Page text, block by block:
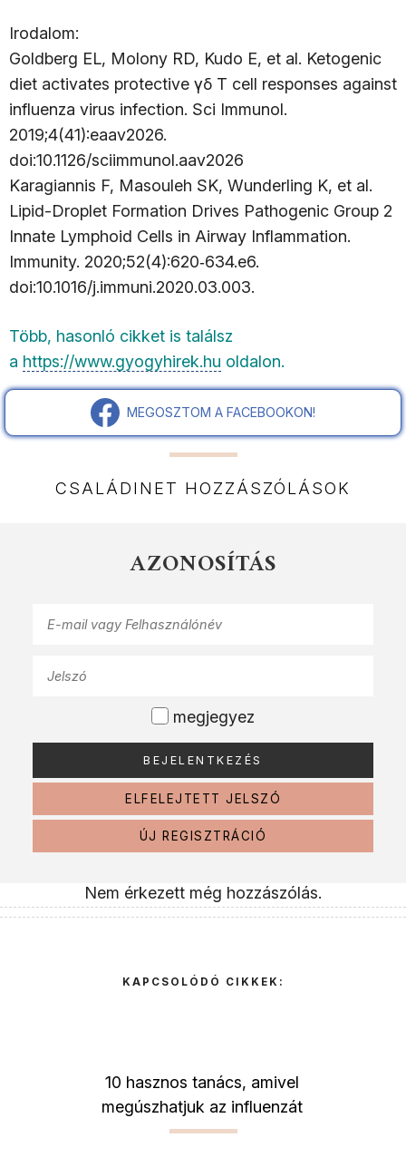
Irodalom:
Goldberg EL, Molony RD, Kudo E, et al. Ketogenic
diet activates protective γδ T cell responses against
influenza virus infection. Sci Immunol.
2019;4(41):eaav2026.
doi:10.1126/sciimmunol.aav2026
Karagiannis F, Masouleh SK, Wunderling K, et al.
Lipid-Droplet Formation Drives Pathogenic Group 2
Innate Lymphoid Cells in Airway Inflammation.
Immunity. 2020;52(4):620‐634.e6.
doi:10.1016/j.immuni.2020.03.003.
Több, hasonló cikket is találsz
a https://www.gyogyhirek.hu oldalon.
MEGOSZTOM A FACEBOOKON!
CSALÁDINET HOZZÁSZÓLÁSOK
AZONOSÍTÁS
megjegyez
ELFELEJTETT JELSZÓ
ÚJ REGISZTRÁCIÓ
Nem érkezett még hozzászólás.
KAPCSOLÓDÓ CIKKEK:
10 hasznos tanács, amivel
megúszhatjuk az influenzát